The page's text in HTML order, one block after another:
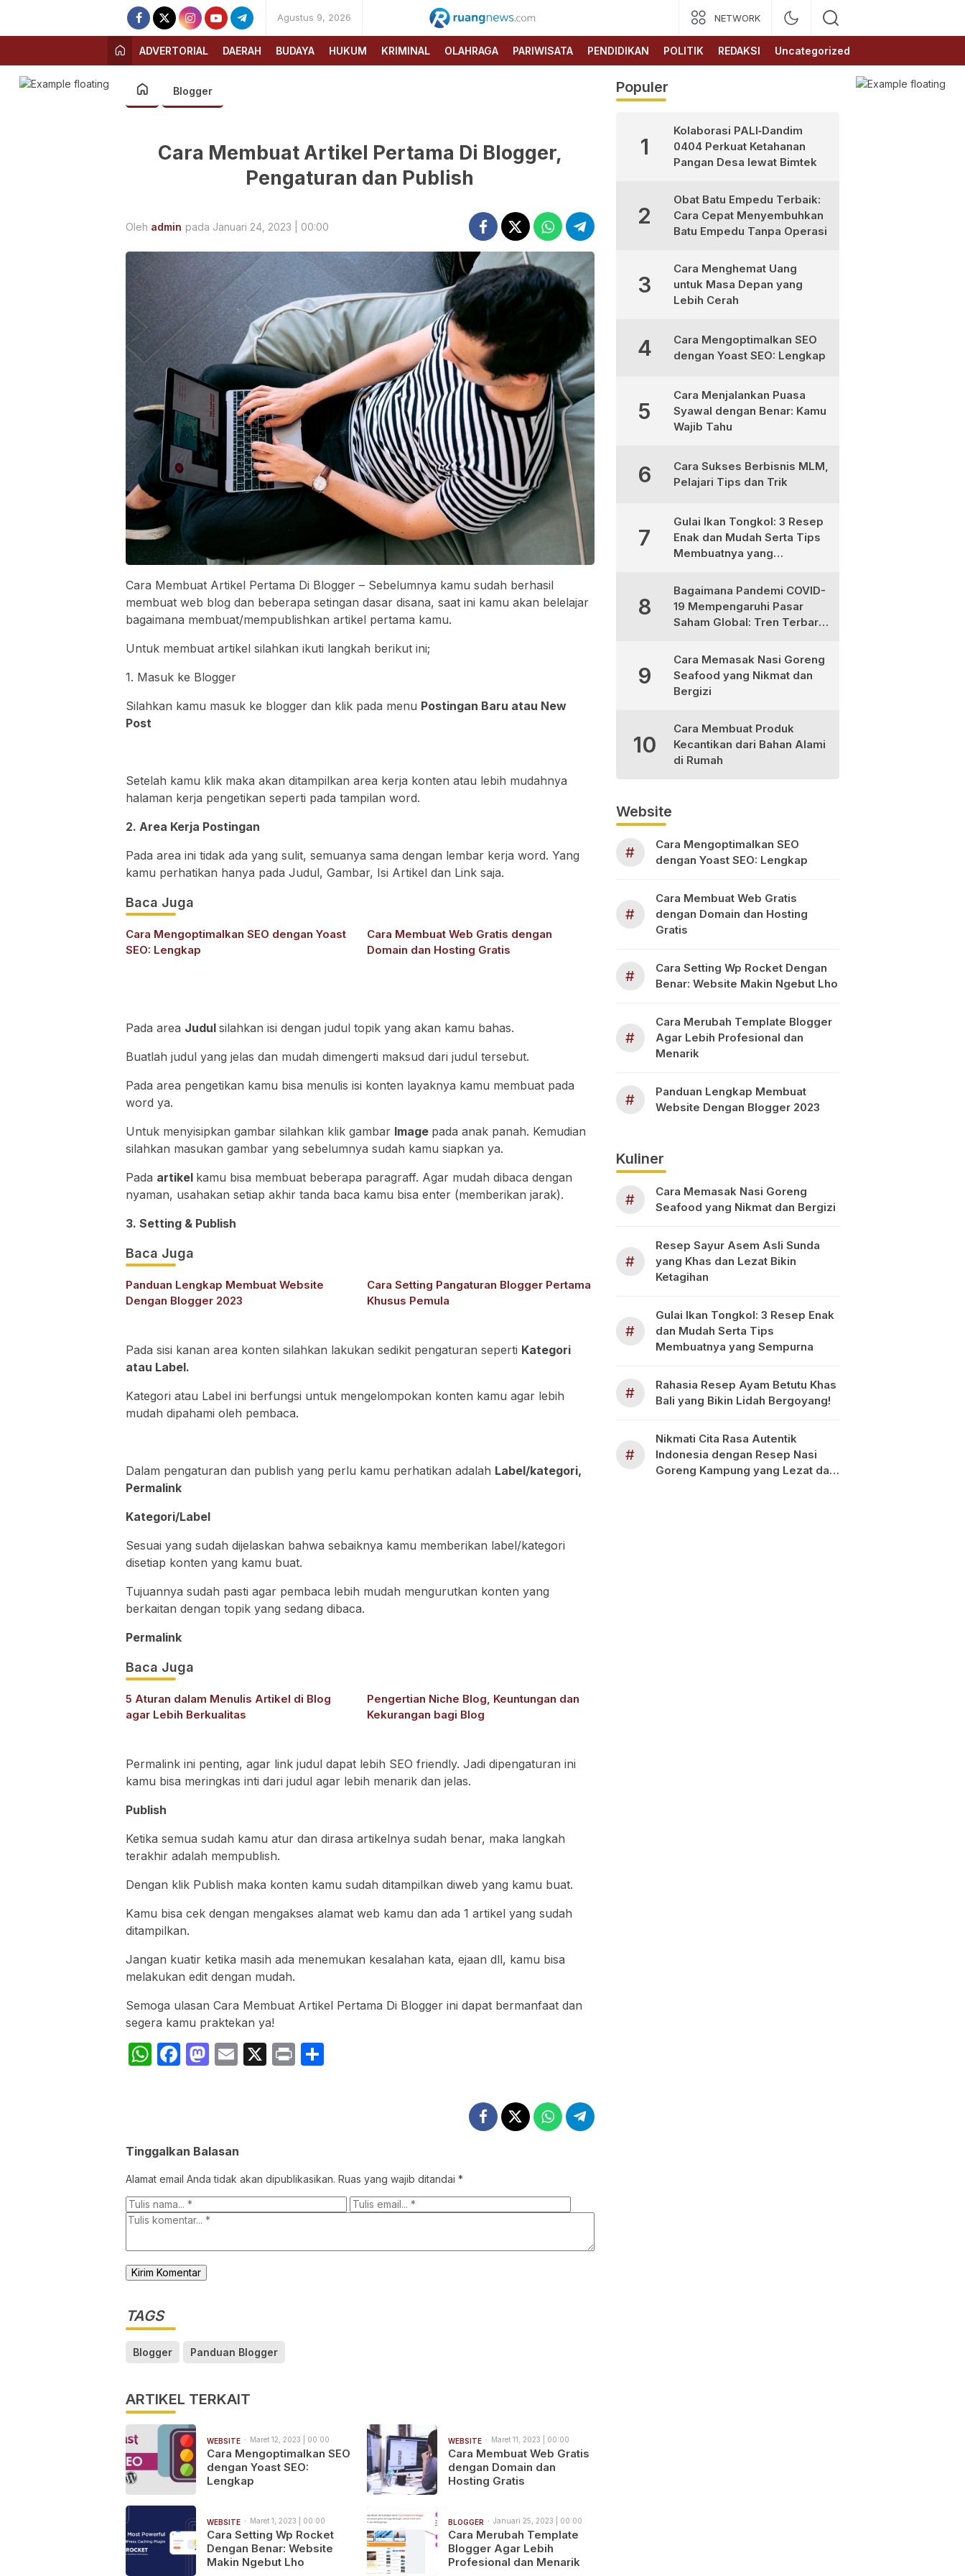
Agustus 9, 2026
RUANG
NEWS
NETWORK
ADVERTORIAL DAERAH BUDAYA HUKUM KRIMINAL OLAHRAGA PARIWISATA PENDIDIKAN POLITIK REDAKSI Uncategorized
Blogger
Cara Membuat Artikel Pertama Di Blogger,
Pengaturan dan Publish
Oleh admin pada Januari 24, 2023 | 00:00
Cara Membuat Artikel Pertama Di Blogger – Sebelumnya kamu sudah berhasil
membuat web blog dan beberapa setingan dasar disana, saat ini kamu akan belelajar
bagaimana membuat/mempublishkan artikel pertama kamu.
Untuk membuat artikel silahkan ikuti langkah berikut ini;
1. Masuk ke Blogger
Silahkan kamu masuk ke blogger dan klik pada menu Postingan Baru atau New
Post
Setelah kamu klik maka akan ditampilkan area kerja konten atau lebih mudahnya
halaman kerja pengetikan seperti pada tampilan word.
2. Area Kerja Postingan
Pada area ini tidak ada yang sulit, semuanya sama dengan lembar kerja word. Yang
kamu perhatikan hanya pada Judul, Gambar, Isi Artikel dan Link saja.
Baca Juga
Cara Mengoptimalkan SEO dengan Yoast
SEO: Lengkap
Cara Membuat Web Gratis dengan
Domain dan Hosting Gratis
Pada area Judul silahkan isi dengan judul topik yang akan kamu bahas.
Buatlah judul yang jelas dan mudah dimengerti maksud dari judul tersebut.
Pada area pengetikan kamu bisa menulis isi konten layaknya kamu membuat pada
word ya.
Untuk menyisipkan gambar silahkan klik gambar Image pada anak panah. Kemudian
silahkan masukan gambar yang sebelumnya sudah kamu siapkan ya.
Pada artikel kamu bisa membuat beberapa paragraff. Agar mudah dibaca dengan
nyaman, usahakan setiap akhir tanda baca kamu bisa enter (memberikan jarak).
3. Setting & Publish
Baca Juga
Panduan Lengkap Membuat Website
Dengan Blogger 2023
Cara Setting Pangaturan Blogger Pertama
Khusus Pemula
Pada sisi kanan area konten silahkan lakukan sedikit pengaturan seperti Kategori
atau Label.
Kategori atau Label ini berfungsi untuk mengelompokan konten kamu agar lebih
mudah dipahami oleh pembaca.
Dalam pengaturan dan publish yang perlu kamu perhatikan adalah Label/kategori,
Permalink
Kategori/Label
Sesuai yang sudah dijelaskan bahwa sebaiknya kamu memberikan label/kategori
disetiap konten yang kamu buat.
Tujuannya sudah pasti agar pembaca lebih mudah mengurutkan konten yang
berkaitan dengan topik yang sedang dibaca.
Permalink
Baca Juga
5 Aturan dalam Menulis Artikel di Blog
agar Lebih Berkualitas
Pengertian Niche Blog, Keuntungan dan
Kekurangan bagi Blog
Permalink ini penting, agar link judul dapat lebih SEO friendly. Jadi dipengaturan ini
kamu bisa meringkas inti dari judul agar lebih menarik dan jelas.
Publish
Ketika semua sudah kamu atur dan dirasa artikelnya sudah benar, maka langkah
terakhir adalah mempublish.
Dengan klik Publish maka konten kamu sudah ditampilkan diweb yang kamu buat.
Kamu bisa cek dengan mengakses alamat web kamu dan ada 1 artikel yang sudah
ditampilkan.
Jangan kuatir ketika masih ada menemukan kesalahan kata, ejaan dll, kamu bisa
melakukan edit dengan mudah.
Semoga ulasan Cara Membuat Artikel Pertama Di Blogger ini dapat bermanfaat dan
segera kamu praktekan ya!
WhatsApp
Facebook
Mastodon
Email
X Print
Tinggalkan Balasan
Alamat email Anda tidak akan dipublikasikan. Ruas yang wajib ditandai *
TAGS
Blogger Panduan Blogger
ARTIKEL TERKAIT
WEBSITE Maret 12, 2023 | 00:00
Cara Mengoptimalkan SEO
dengan Yoast SEO:
Lengkap
WEBSITE Maret 11, 2023 | 00:00
Cara Membuat Web Gratis
dengan Domain dan
Hosting Gratis
WEBSITE Maret 1, 2023 | 00:00
Cara Setting Wp Rocket
Dengan Benar: Website
Makin Ngebut Lho
BLOGGER Januari 25, 2023 | 00:00
Cara Merubah Template
Blogger Agar Lebih
Profesional dan Menarik
Populer
1
Kolaborasi PALI‑Dandim
0404 Perkuat Ketahanan
Pangan Desa lewat Bimtek
2
Obat Batu Empedu Terbaik:
Cara Cepat Menyembuhkan
Batu Empedu Tanpa Operasi
3
Cara Menghemat Uang
untuk Masa Depan yang
Lebih Cerah
4
Cara Mengoptimalkan SEO
dengan Yoast SEO: Lengkap
5
Cara Menjalankan Puasa
Syawal dengan Benar: Kamu
Wajib Tahu
6
Cara Sukses Berbisnis MLM,
Pelajari Tips dan Trik
7
Gulai Ikan Tongkol: 3 Resep
Enak dan Mudah Serta Tips
Membuatnya yang
8
Bagaimana Pandemi COVID-
19 Mempengaruhi Pasar
Saham Global: Tren Terbaru
9
Cara Memasak Nasi Goreng
Seafood yang Nikmat dan
Bergizi
10
Cara Membuat Produk
Kecantikan dari Bahan Alami
di Rumah
Website
#
Cara Mengoptimalkan SEO
dengan Yoast SEO: Lengkap
#
Cara Membuat Web Gratis
dengan Domain dan Hosting
Gratis
#
Cara Setting Wp Rocket Dengan
Benar: Website Makin Ngebut Lho
#
Cara Merubah Template Blogger
Agar Lebih Profesional dan
Menarik
#
Panduan Lengkap Membuat
Website Dengan Blogger 2023
Kuliner
#
Cara Memasak Nasi Goreng
Seafood yang Nikmat dan Bergizi
#
Resep Sayur Asem Asli Sunda
yang Khas dan Lezat Bikin
Ketagihan
#
Gulai Ikan Tongkol: 3 Resep Enak
dan Mudah Serta Tips
Membuatnya yang Sempurna
#
Rahasia Resep Ayam Betutu Khas
Bali yang Bikin Lidah Bergoyang!
#
Nikmati Cita Rasa Autentik
Indonesia dengan Resep Nasi
Goreng Kampung yang Lezat dan